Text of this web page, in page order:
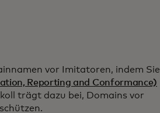
vor Imitatoren, indem Sie
Reporting and Conformance)
trägt dazu bei, Domains vor